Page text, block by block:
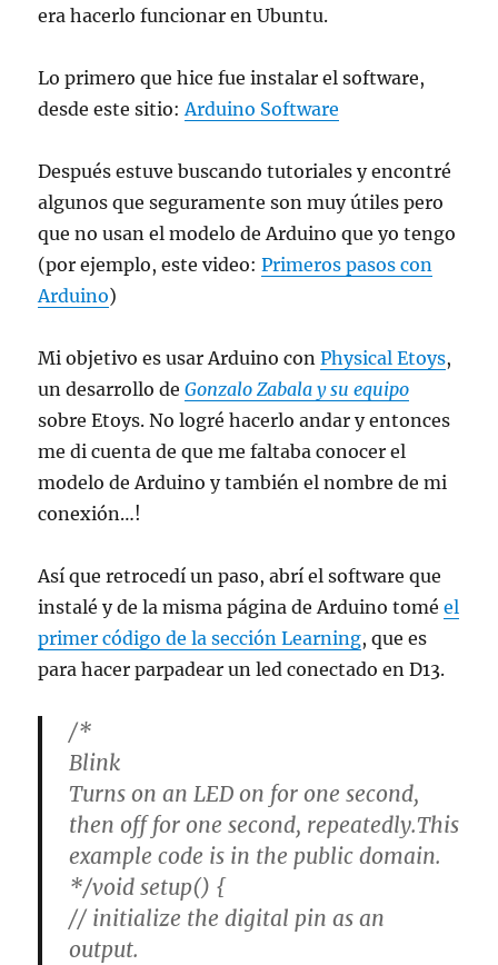
era hacerlo funcionar en Ubuntu.
Lo primero que hice fue instalar el software,
desde este sitio:Arduino Software
Después estuve buscando tutoriales y encontré
algunos que seguramente son muy útiles pero
que no usan el modelo de Arduino que yo tengo
(por ejemplo, este video:Primeros pasos con
Arduino)
Mi objetivo es usar Arduino conPhysical Etoys,
un desarrollo deGonzalo Zabala y su equipo
sobre Etoys. No logré hacerlo andar y entonces
me di cuenta de que me faltaba conocer el
modelo de Arduino y también el nombre de mi
conexión…!
Así que retrocedí un paso, abrí el software que
instalé y de la misma página de Arduino toméel
primer código de la sección Learning, que es
para hacer parpadear un led conectado en D13.
/*
Blink
Turns on an LED on for one second,
then off for one second, repeatedly.This
example code is in the public domain.
*/void setup() {
// initialize the digital pin as an
output.